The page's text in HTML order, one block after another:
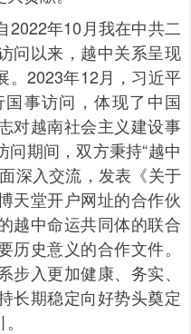
年10月我在中共二
问以来，越中关系呈现
。2023年12月，习近平
事访问，体现了中国
对越南社会主义建设事
期间，双方秉持“越中
深入交流，发表《关于
天堂开户网址的合作伙
越中命运共同体的联合
史意义的合作文件。
入更加健康、务实、
长期稳定向好势头奠定